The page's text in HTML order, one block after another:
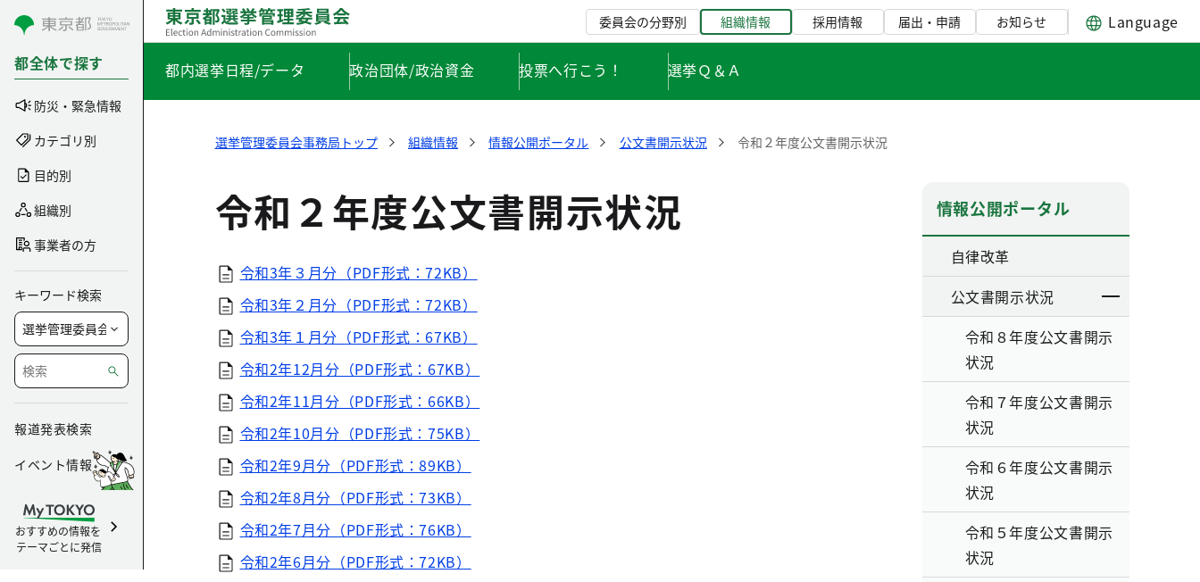
コンテンツにスキップ
都全体で探す
防災・緊急情報
カテゴリ別
目的別
組織別
事業者の方
キーワード検索
報道発表検索
イベント情報
おすすめの情報を
テーマごとに発信
委員会の分野別 組織情報 採用情報 届出・申請 お知らせ Language
都内選挙日程/データ 政治団体/政治資金 投票へ行こう！ 選挙Ｑ＆Ａ
選挙管理委員会事務局トップ 組織情報 情報公開ポータル 公文書開示状況 令和２年度公文書開示状況
令和２年度公文書開示状況
令和3年３月分（PDF形式：72KB）
令和3年２月分（PDF形式：72KB）
令和3年１月分（PDF形式：67KB）
令和2年12月分（PDF形式：67KB）
令和2年11月分（PDF形式：66KB）
令和2年10月分（PDF形式：75KB）
令和2年9月分（PDF形式：89KB）
令和2年8月分（PDF形式：73KB）
令和2年7月分（PDF形式：76KB）
令和2年6月分（PDF形式：72KB）
情報公開ポータル
自律改革
公文書開示状況
令和８年度公文書開示
状況
令和７年度公文書開示
状況
令和６年度公文書開示
状況
令和５年度公文書開示
状況